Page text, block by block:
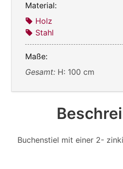
Material:
Holz
Stahl
Maße:
Gesamt: H: 100 cm
Buchenstiel mit einer 2-